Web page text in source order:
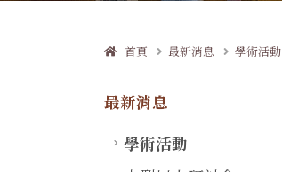
首頁 最新消息 學術活動
最新消息
學術活動